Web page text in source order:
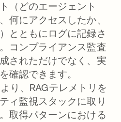
（どのエージェント
何にアクセスしたか、
とともにログに記録さ
コンプライアンス監査
されただけでなく、実
確認できます。
り、RAGテレメトリを
ィ監視スタックに取り
取得パターンにおける